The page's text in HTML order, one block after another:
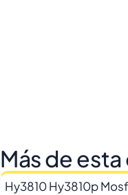
Más de
Hy3810 Hy3810p